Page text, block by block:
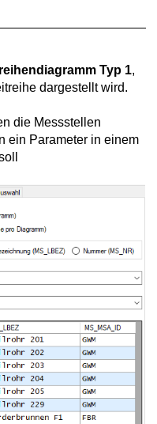
Typ 1,
dargestellt wird.
die Messstellen
ein Parameter in einem